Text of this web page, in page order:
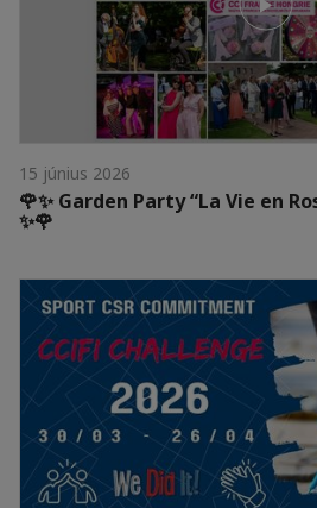
15 június 2026
🌹✨ Garden Party “La Vie en
✨🌹